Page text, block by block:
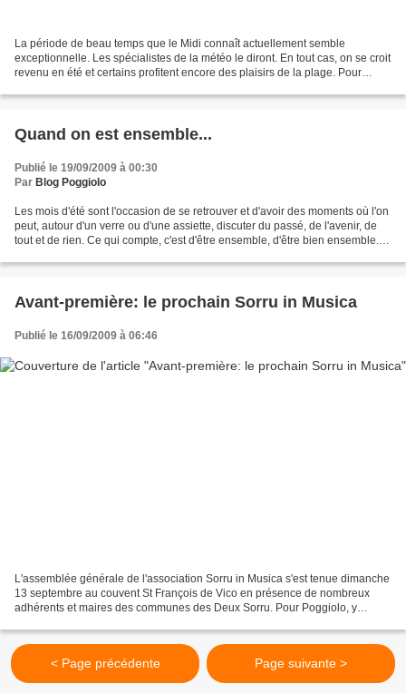
La période de beau temps que le Midi connaît actuellement semble
exceptionnelle. Les spécialistes de la météo le diront. En tout cas, on se croit
revenu en été et certains profitent encore des plaisirs de la plage. Pour
Quand on est ensemble...
Publié le 19/09/2009 à 00:30
Par Blog Poggiolo
Les mois d'été sont l'occasion de se retrouver et d'avoir des moments où l'on
peut, autour d'un verre ou d'une assiette, discuter du passé, de l'avenir, de
tout et de rien. Ce qui compte, c'est d'être ensemble, d'être bien ensemble...
Avant-première: le prochain Sorru in Musica
Publié le 16/09/2009 à 06:46
L'assemblée générale de l'association Sorru in Musica s'est tenue dimanche
13 septembre au couvent St François de Vico en présence de nombreux
adhérents et maires des communes des Deux Sorru. Pour Poggiolo, y
< Page précédente Page suivante >